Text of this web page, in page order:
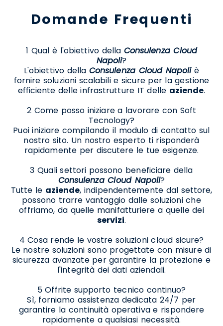
Domande Frequenti
1 Qual è l'obiettivo della Consulenza Cloud
Napoli?
L'obiettivo della Consulenza Cloud Napoliè
fornire soluzioni scalabili e sicure per la gestione
efficiente delle infrastrutture IT delle aziende.
2 Come posso iniziare a lavorare con Soft
Tecnology?
Puoi iniziare compilando il modulo di contatto sul
nostro sito. Un nostro esperto ti risponderà
rapidamente per discutere le tue esigenze.
3 Quali settori possono beneficiare della
Consulenza Cloud Napoli?
Tutte le aziende, indipendentemente dal settore,
possono trarre vantaggio dalle soluzioni che
offriamo, da quelle manifatturiere a quelle dei
servizi.
4 Cosa rende le vostre soluzioni cloud sicure?
Le nostre soluzioni sono progettate con misure di
sicurezza avanzate per garantire la protezione e
l'integrità dei dati aziendali.
5 Offrite supporto tecnico continuo?
Sì, forniamo assistenza dedicata 24/7 per
garantire la continuità operativa e rispondere
rapidamente a qualsiasi necessità.